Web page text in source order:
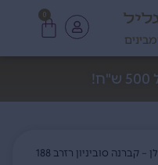
0
/ בזלת הגולן – קברנה סוביניון רזרב 188